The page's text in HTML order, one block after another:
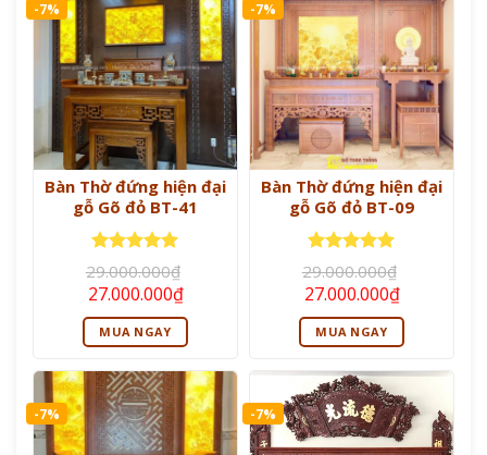
-7%
Bàn Thờ đứng hiện đại
gỗ Gõ đỏ BT-41
Được xếp
hạng55
sao
29.000.000₫
Giá
gốc
là:
29.000.000₫.
27.000.000₫Giá
hiện
tại
là:
27.000.000₫.
MUA NGAY
-7%
Bàn Thờ đứng hiện đại
gỗ Gõ đỏ BT-09
Được xếp
hạng55
sao
29.000.000₫
Giá
gốc
là:
29.000.000₫.
27.000.000₫Giá
hiện
tại
là:
MUA NGAY
-7% -7%